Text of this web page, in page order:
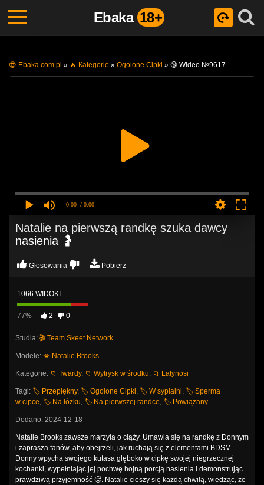
Ebaka 18+
😎 Ebaka.com.pl » 🔥 Кategorie » Ogolone Cipki » 🔞 Wideo №9617
0:00 / 0:00
Natalie na pierwszą randkę szuka dawcy
nasienia 🤰
Głosowania Pobierz
1066 WIDOKI
77% 2 0
Studia: 🎬 Team Skeet Network
Modele: 💋 Natalie Brooks
Kategorie: 📁 Twardy, 📁 Wytrysk w środku, 📁 Latynosi
Tagi: 🏷️ Przepiękny, 🏷️ Ogolone Cipki, 🏷️ W sypialni, 🏷️ Sperma
w cipce, 🏷️ Na łóżku, 🏷️ Na pierwszej randce, 🏷️ Powiązany
Dodano: 2024-12-18
Natalie Brooks zawsze marzyła o ciąży. Umawia się na randkę z Donnym
i zaprasza fanów, aby obejrzeli, jak ruchają się z elementami BDSM.
Donny wpycha swojego kutasa głęboko w cipkę swojej niegrzecznej
kochanki, wypełniając jej pochwę hojną porcją nasienia i demonstrując
prawdziwą przyjemność 🥵. Natalie cieszy się każdą chwilą, wiedząc, że